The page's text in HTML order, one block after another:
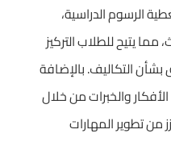
الرسوم الدراسية،
يتيح للطلاب التركيز
التكاليف. بالإضافة
والخبرات من خلال
من تطوير المهارات